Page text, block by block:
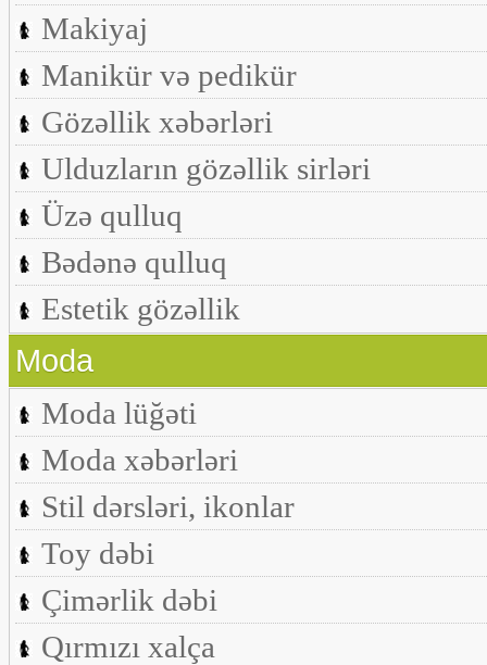
Makiyaj
Manikür və pedikür
Gözəllik xəbərləri
Ulduzların gözəllik sirləri
Üzə qulluq
Bədənə qulluq
Estetik gözəllik
Moda
Moda lüğəti
Moda xəbərləri
Stil dərsləri, ikonlar
Toy dəbi
Çimərlik dəbi
Qırmızı xalça